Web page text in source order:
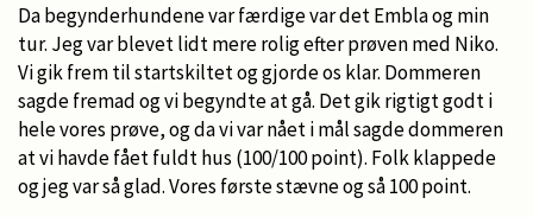
Da begynderhundene var færdige var det Embla og min
tur. Jeg var blevet lidt mere rolig efter prøven med Niko.
Vi gik frem til startskiltet og gjorde os klar. Dommeren
sagde fremad og vi begyndte at gå. Det gik rigtigt godt i
hele vores prøve, og da vi var nået i mål sagde dommeren
at vi havde fået fuldt hus (100/100 point). Folk klappede
og jeg var så glad. Vores første stævne og så 100 point.